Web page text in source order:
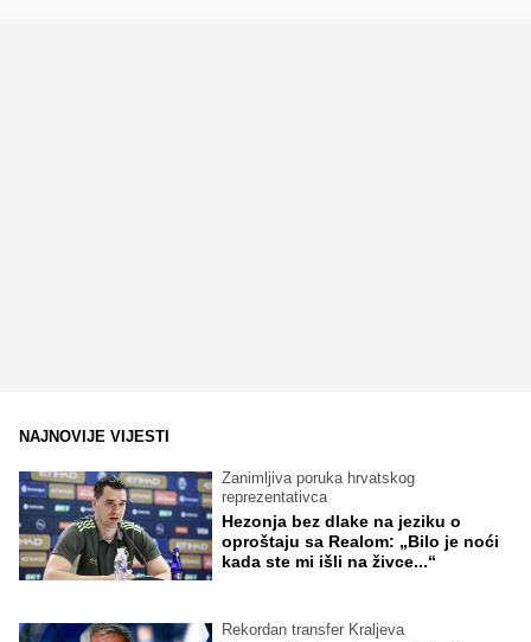
NAJNOVIJE VIJESTI
Zanimljiva poruka hrvatskog
reprezentativca
Hezonja bez dlake na jeziku o
oproštaju sa Realom: „Bilo je noći
kada ste mi išli na živce...“
Rekordan transfer Kraljeva